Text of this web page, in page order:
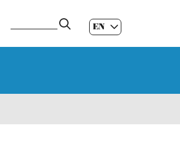
EN
ES|
GL|